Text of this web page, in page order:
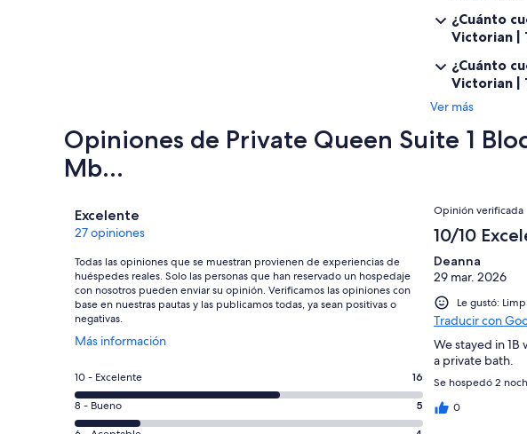
¿Cuánto
Victorian |
¿Cuánto
Victorian |
Ver más
Opiniones de Private Queen Suite 1
Mb...
Opiniones
Excelente
27 opiniones
Todas las opiniones que se muestran provienen de experiencias de
huéspedes reales. Solo las personas que han reservado un hospedaje
con nosotros pueden enviar su opinión. Verificamos las opiniones con
base en nuestras pautas y las publicamos todas, ya sean positivas o
negativas.
Más información
Se
en
una
nueva
ventana
Puntuación
de
10,
10 - Excelente 16
Puntuación
de
8 - Bueno 5
Opiniones
Opinión verificada
10/10
Deanna
29 mar. 2026
Le gustó:
Traducir con
We stayed in
a private bath.
Se hospedó 2
0